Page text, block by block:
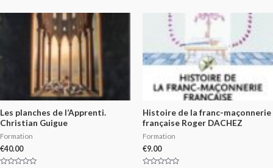
of
Les planches de l’Apprenti.
Christian Guigue
Formation
€40.00
Histoire de la franc-maçonnerie
française Roger DACHEZ
Formation
€9.00